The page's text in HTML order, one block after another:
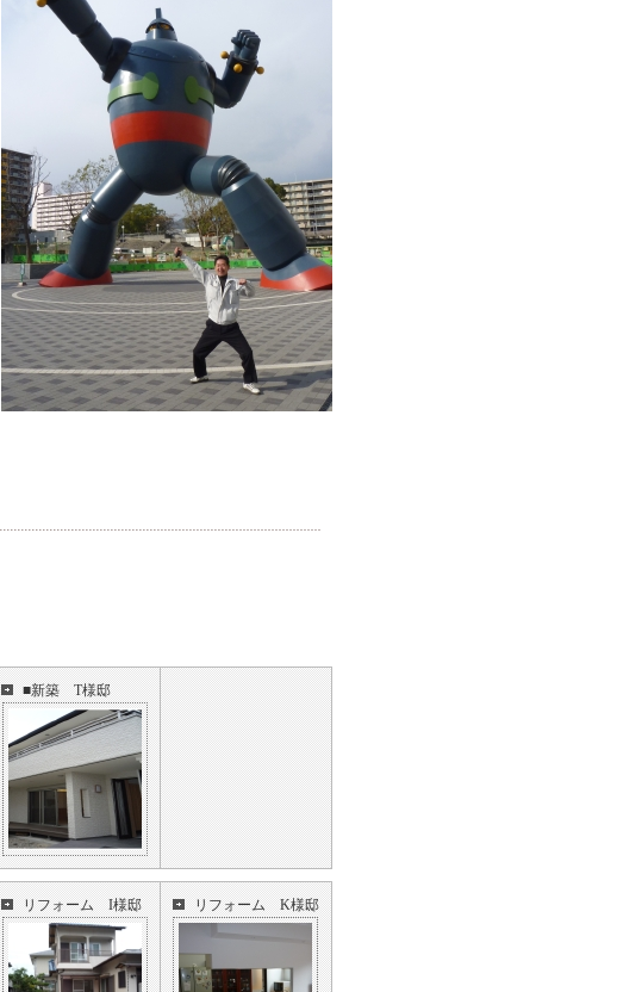
■新築 T様邸
リフォーム I様邸 リフォーム K様邸